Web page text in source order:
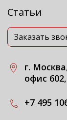
Статьи
Заказать
г.
офис
+7 495